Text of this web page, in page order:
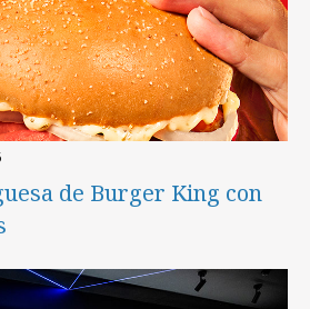
de Burger King con